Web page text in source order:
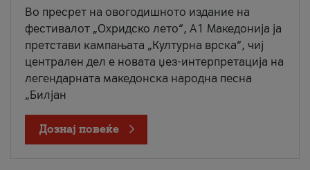
Во пресрет на овогодишното издание на
фестивалот „Охридско лето“, А1 Македонија ја
претстави кампањата „Културна врска“, чиј
централен дел е новата џез-интерпретација на
легендарната македонска народна песна
„Билјан
Дознај повеќе